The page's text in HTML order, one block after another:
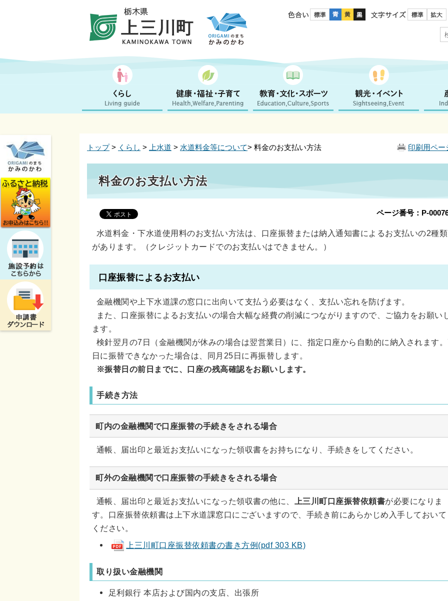
色合い 文字サイズ
印刷用ペー
トップ> くらし > 上水道 > 水道料金等について> 料金のお支払い方法
料金のお支払い方法
ページ番号：P-
水道料金・下水道使用料のお支払い方法は、口座振替または納入通知書によるお支払いの2種類
があります。（クレジットカードでのお支払いはできません。）
口座振替によるお支払い
金融機関や上下水道課の窓口に出向いて支払う必要はなく、支払い忘れを防げます。
また、口座振替によるお支払いの場合大幅な経費の削減につながりますので、ご協力をお願い
ます。
検針翌月の7日（金融機関が休みの場合は翌営業日）に、指定口座から自動的に納入されます
日に振替できなかった場合は、同月25日に再振替します。
※振替日の前日までに、口座の残高確認をお願いします。
手続き方法
町内の金融機関で口座振替の手続きをされる場合
通帳、届出印と最近お支払いになった領収書をお持ちになり、手続きをしてください。
町外の金融機関で口座振替の手続きをされる場合
通帳、届出印と最近お支払いになった領収書の他に、 上三川町口座振替依頼書が必要になりま
す。口座振替依頼書は上下水道課窓口にございますので、手続き前にあらかじめ入手しておいて
ください。
上三川町口座振替依頼書の書き方例(pdf 303 KB)
取り扱い金融機関
足利銀行 本店および国内の支店、出張所